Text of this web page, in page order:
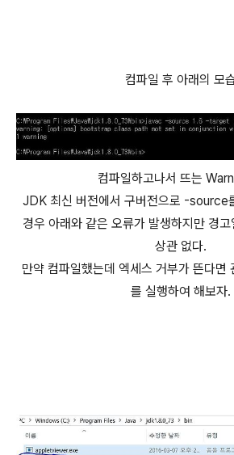
컴파일 후 아래의 모
컴파일하고나서 뜨는
JDK 최신 버전에서 구버전으로 -source
경우 아래와 같은 오류가 발생하지만 경
상관 없다.
만약 컴파일했는데 엑세스 거부가 뜬다면
를 실행하여 해보자.